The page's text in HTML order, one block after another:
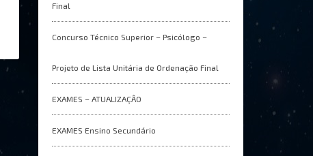
Final
Concurso Técnico Superior – Psicólogo –
Projeto de Lista Unitária de Ordenação Final
EXAMES – ATUALIZAÇÂO
EXAMES Ensino Secundário